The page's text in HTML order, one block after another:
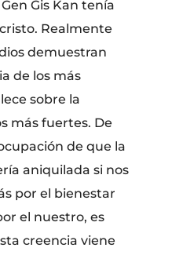
Gis Kan tenía
Realmente
demuestran
de los más
sobre la
más fuertes. De
de que la
aniquilada si nos
por el bienestar
el nuestro, es
creencia viene